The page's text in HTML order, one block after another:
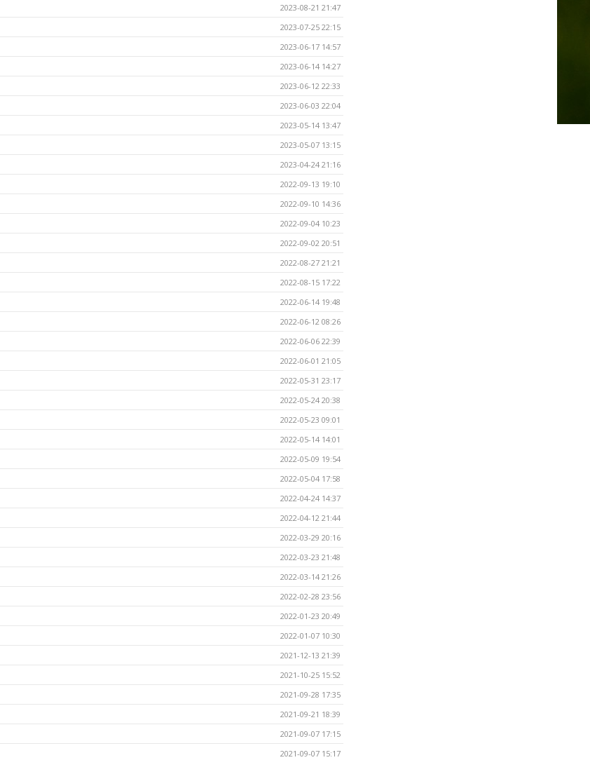
2023-08-21 21:47
2023-07-25 22:15
2023-06-17 14:57
2023-06-14 14:27
2023-06-12 22:33
2023-06-03 22:04
2023-05-14 13:47
2023-05-07 13:15
2023-04-24 21:16
2022-09-13 19:10
2022-09-10 14:36
2022-09-04 10:23
2022-09-02 20:51
2022-08-27 21:21
2022-08-15 17:22
2022-06-14 19:48
2022-06-12 08:26
2022-06-06 22:39
2022-06-01 21:05
2022-05-31 23:17
2022-05-24 20:38
2022-05-23 09:01
2022-05-14 14:01
2022-05-09 19:54
2022-05-04 17:58
2022-04-24 14:37
2022-04-12 21:44
2022-03-29 20:16
2022-03-23 21:48
2022-03-14 21:26
2022-02-28 23:56
2022-01-23 20:49
2022-01-07 10:30
2021-12-13 21:39
2021-10-25 15:52
2021-09-28 17:35
2021-09-21 18:39
2021-09-07 17:15
2021-09-07 15:17